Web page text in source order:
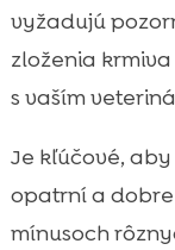
vyžadujú
zloženia
s vaším
Je kľúčové,
opatrní a
mínusoch